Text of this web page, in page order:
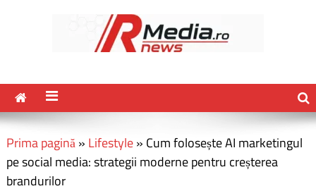
Prima pagină» Lifestyle» Cum folosește AI marketingul
pe social media: strategii moderne pentru creșterea
brandurilor